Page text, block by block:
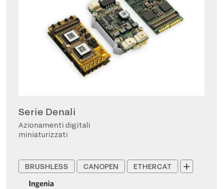
Serie Denali
Azionamenti digitali
miniaturizzati
BRUSHLESS CANOPEN ETHERCAT